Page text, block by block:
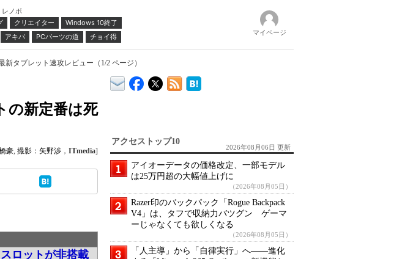
レノボ
クリエイター
Windows 10終了
アキバ PCパーツの道 チョイ得 マイページ
タブレット速攻レビュー（1/2 ページ）
の新定番は死
豪, 撮影：矢野渉 ， ITmedia]
ロットが非搭載
アクセストップ10
2026年08月06日 更新
アイオーデータの価格改定、一部モデル
は25万円超の大幅値上げに
（2026年08月05日）
Razer印のバックパック「Rogue Backpack
V4」は、タフで収納力バツグン ゲーマ
ーじゃなくても欲しくなる
（2026年08月05日）
「人主導」から「自律実行」へ――進化